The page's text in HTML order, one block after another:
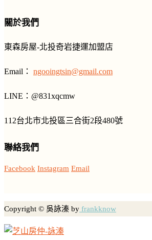
關於我們
東森房屋-北投奇岩捷運加盟店
Email： ngooingtsin@gmail.com
LINE ： @831xqcmw
112台北市北投區三合街2段480號
聯絡我們
Facebook Instagram Email
Copyright © 吳詠溱 by frankknow